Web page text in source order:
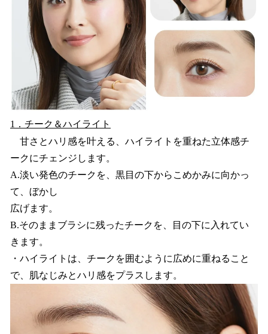
1．チーク＆ハイライト
甘さとハリ感を叶える、ハイライトを重ねた立体感チ
ークにチェンジします。
A.淡い発色のチークを、黒目の下からこめかみに向かっ
て、ぼかし
広げます。
B.そのままブラシに残ったチークを、目の下に入れてい
きます。
・ハイライトは、チークを囲むように広めに重ねること
で、肌なじみとハリ感をプラスします。